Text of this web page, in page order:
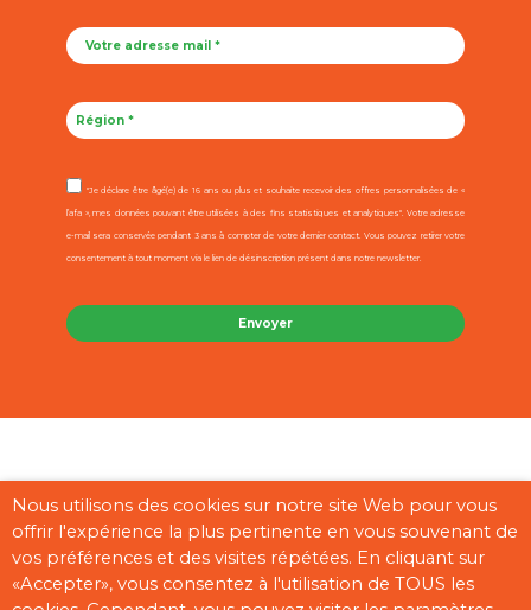
"Je déclare être âgé(e) de 16 ans ou plus et souhaite recevoir des offres personnalisées de «
l’afa », mes données pouvant être utilisées à des fins statistiques et analytiques". Votre adresse
e-mail sera conservée pendant 3 ans à compter de votre dernier contact. Vous pouvez retirer votre
consentement à tout moment via le lien de désinscription présent dans notre newsletter.
Contact Mentions légales CGU Cookies
Plan du site
Pages partenaires
Nous utilisons des cookies sur notre site Web pour vous
offrir l'expérience la plus pertinente en vous souvenant de
vos préférences et des visites répétées. En cliquant sur
«Accepter», vous consentez à l'utilisation de TOUS les